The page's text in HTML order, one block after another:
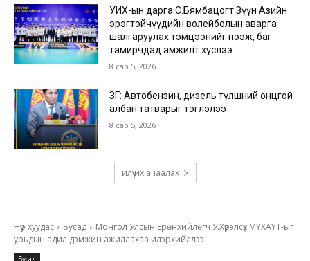
УИХ-ын дарга С.Бямбацогт Зүүн Азийн
эрэгтэйчүүдийн волейболын аварга
шалгаруулах тэмцээнийг нээж, баг
тамирчдад амжилт хүслээ
8 сар 5, 2026
ЗГ: Автобензин, дизель түлшний онцгой
албан татварыг тэглэлээ
8 сар 5, 2026
илүү их ачаалах